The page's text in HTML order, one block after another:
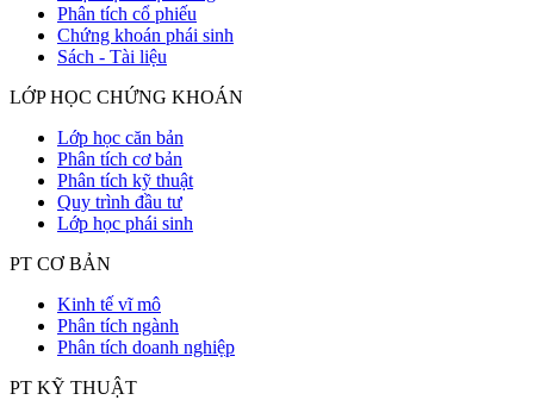
Phân tích cổ phiếu
Chứng khoán phái sinh
Sách - Tài liệu
LỚP HỌC CHỨNG KHOÁN
Lớp học căn bản
Phân tích cơ bản
Phân tích kỹ thuật
Quy trình đầu tư
Lớp học phái sinh
PT CƠ BẢN
Kinh tế vĩ mô
Phân tích ngành
Phân tích doanh nghiệp
PT KỸ THUẬT